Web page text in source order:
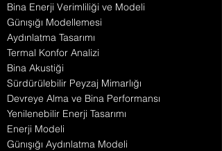
Bina Enerji Verimliliği ve Modeli
Günışığı Modellemesi
Aydınlatma Tasarımı
Termal Konfor Analizi
Bina Akustiği
Sürdürülebilir Peyzaj Mimarlığı
Devreye Alma ve Bina Performansı
Yenilenebilir Enerji Tasarımı
Enerji Modeli
Günışığı Aydınlatma Modeli